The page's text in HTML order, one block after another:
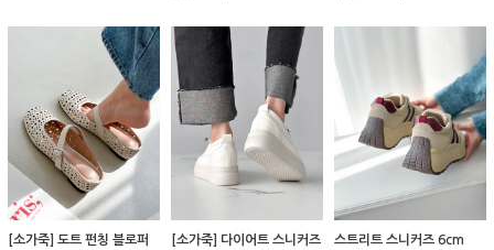
[소가죽] 도트 펀칭 블로퍼
[소가죽] 다이어트 스니커즈
스트리트 스니커즈 6cm